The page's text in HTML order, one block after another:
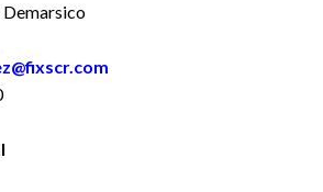
Demarsico